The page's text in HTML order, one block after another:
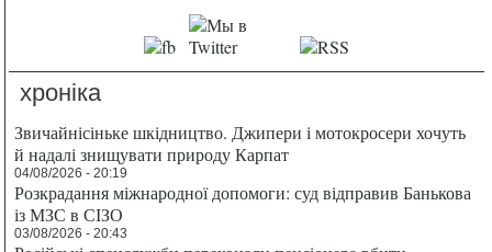
хроніка
Звичайнісіньке шкідництво. Джипери і мотокросери хочуть
й надалі знищувати природу Карпат
04/08/2026 - 20:19
Розкрадання міжнародної допомоги: суд відправив Банькова
із МЗС в СІЗО
03/08/2026 - 20:43